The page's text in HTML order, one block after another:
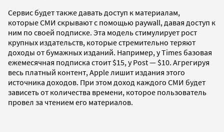
Сервис будет также давать доступ к материалам,
которые СМИ скрывают с помощью paywall, давая доступ к
ним по своей подписке. Эта модель стимулирует рост
крупных издательств, которые стремительно теряют
доходы от бумажных изданий. Например, у Times базовая
ежемесячная подписка стоит $15, у Post — $10. Агрегируя
весь платный контент, Apple лишит издания этого
источника доходов. При этом доход каждого СМИ будет
зависеть от количества времени, которое пользователь
провел за чтением его материалов.